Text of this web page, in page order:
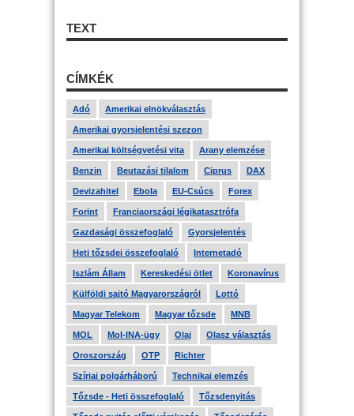
TEXT
CÍMKÉK
Adó Amerikai elnökválasztás
Amerikai gyorsjelentési szezon
Amerikai költségvetési vita Arany elemzése
Benzin Beutazási tilalom Ciprus DAX
Devizahitel Ebola EU-Csúcs Forex
Forint Franciaországi légikatasztrófa
Gazdasági összefoglaló Gyorsjelentés
Heti tőzsdei összefoglaló Internetadó
Iszlám Állam Kereskedési ötlet Koronavírus
Külföldi sajtó Magyarországról Lottó
Magyar Telekom Magyar tőzsde MNB
MOL Mol-INA-ügy Olaj Olasz választás
Oroszország OTP Richter
Szíriai polgárháború Technikai elemzés
Tőzsde - Heti összefoglaló Tőzsdenyitás